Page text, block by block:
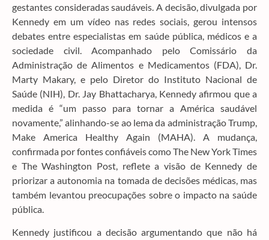
gestantes consideradas saudáveis. A decisão, divulgada por
Kennedy em um vídeo nas redes sociais, gerou intensos
debates entre especialistas em saúde pública, médicos e a
sociedade civil. Acompanhado pelo Comissário da
Administração de Alimentos e Medicamentos (FDA), Dr.
Marty Makary, e pelo Diretor do Instituto Nacional de
Saúde (NIH), Dr. Jay Bhattacharya, Kennedy afirmou que a
medida é “um passo para tornar a América saudável
novamente,” alinhando-se ao lema da administração Trump,
Make America Healthy Again (MAHA). A mudança,
confirmada por fontes confiáveis como The New York Times
e The Washington Post, reflete a visão de Kennedy de
priorizar a autonomia na tomada de decisões médicas, mas
também levantou preocupações sobre o impacto na saúde
pública.
Kennedy justificou a decisão argumentando que não há